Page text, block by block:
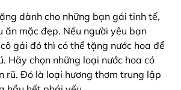
dành cho những bạn gái tinh tế,
ăn mặc đẹp. Nếu người yêu bạn
gái đó thì có thể tặng nước hoa để
Hãy chọn những loại nước hoa có
rũ. Đó là loại hương thơm trung lập